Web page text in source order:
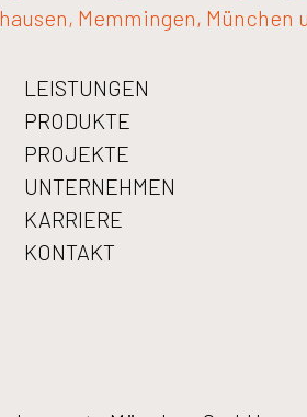
Memmingen, München
LEISTUNGEN
PRODUKTE
PROJEKTE
UNTERNEHMEN
KARRIERE
KONTAKT